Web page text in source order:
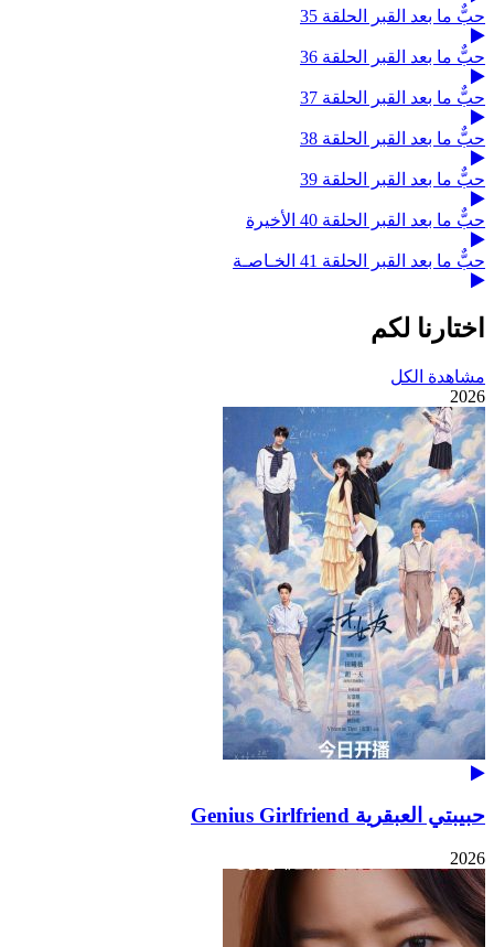
حبٌّ ما بعد القبر الحلقة 35
حبٌّ ما بعد القبر الحلقة 36
حبٌّ ما بعد القبر الحلقة 37
حبٌّ ما بعد القبر الحلقة 38
حبٌّ ما بعد القبر الحلقة 39
حبٌّ ما بعد القبر الحلقة 40 الأخيرة
حبٌّ ما بعد القبر الحلقة 41 الخـاصـة
اختارنا لكم
مشاهدة الكل
2026
حبيبتي العبقرية Genius Girlfriend
2026